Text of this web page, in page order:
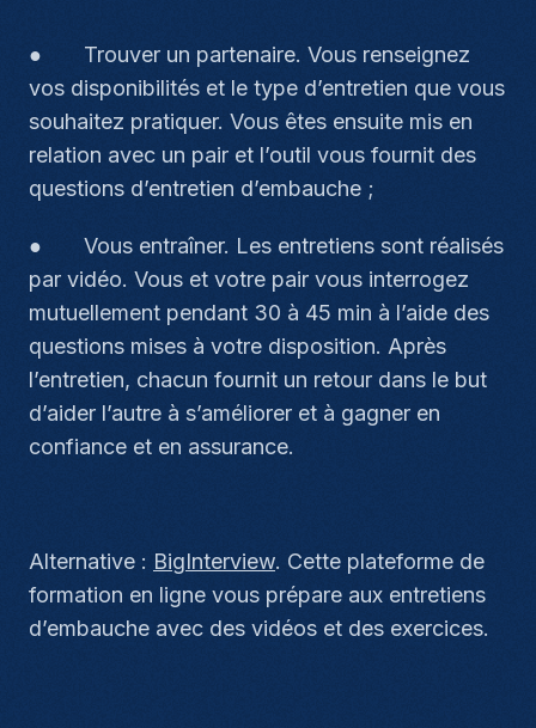
● Trouver un partenaire. Vous renseignez
vos disponibilités et le type d’entretien que vous
souhaitez pratiquer. Vous êtes ensuite mis en
relation avec un pair et l’outil vous fournit des
questions d’entretien d’embauche ;
● Vous entraîner. Les entretiens sont réalisés
par vidéo. Vous et votre pair vous interrogez
mutuellement pendant 30 à 45 min à l’aide des
questions mises à votre disposition. Après
l’entretien, chacun fournit un retour dans le but
d’aider l’autre à s’améliorer et à gagner en
confiance et en assurance.
Alternative : BigInterview. Cette plateforme de
formation en ligne vous prépare aux entretiens
d’embauche avec des vidéos et des exercices.